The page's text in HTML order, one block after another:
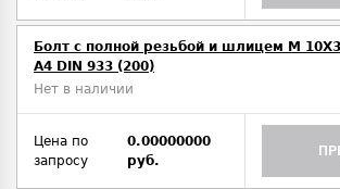
Болт с полной резьбой и шлицем M
A4 DIN 933 (200)
Нет в наличии
Цена по
запросу
0.00000000
руб.